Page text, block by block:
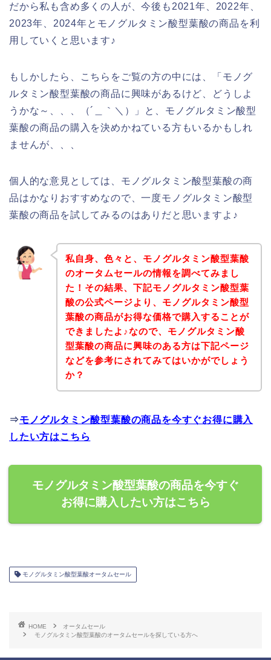
だから私も含め多くの人が、今後も2021年、2022年、
2023年、2024年とモノグルタミン酸型葉酸の商品を利
用していくと思います♪
もしかしたら、こちらをご覧の方の中には、「モノグ
ルタミン酸型葉酸の商品に興味があるけど、どうしよ
うかな～、、、（´＿｀＼）」と、モノグルタミン酸型
葉酸の商品の購入を決めかねている方もいるかもしれ
ませんが、、、
個人的な意見としては、モノグルタミン酸型葉酸の商
品はかなりおすすめなので、一度モノグルタミン酸型
葉酸の商品を試してみるのはありだと思いますよ♪
私自身、色々と、モノグルタミン酸型葉酸
のオータムセールの情報を調べてみまし
た！その結果、下記モノグルタミン酸型葉
酸の公式ページより、モノグルタミン酸型
葉酸の商品がお得な価格で購入することが
できましたよ♪なので、モノグルタミン酸
型葉酸の商品に興味のある方は下記ページ
などを参考にされてみてはいかがでしょう
か？
⇒モノグルタミン酸型葉酸の商品を今すぐお得に購入
したい方はこちら
モノグルタミン酸型葉酸の商品を今すぐ
お得に購入したい方はこちら
モノグルタミン酸型葉酸オータムセール
HOME
オータムセール
モノグルタミン酸型葉酸のオータムセールを探している方へ